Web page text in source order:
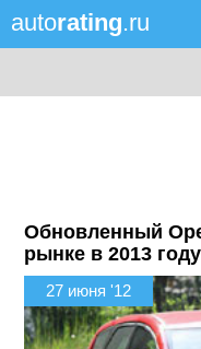
autorating.ru
Обновленный
рынке в 2013 году
27 июня '12